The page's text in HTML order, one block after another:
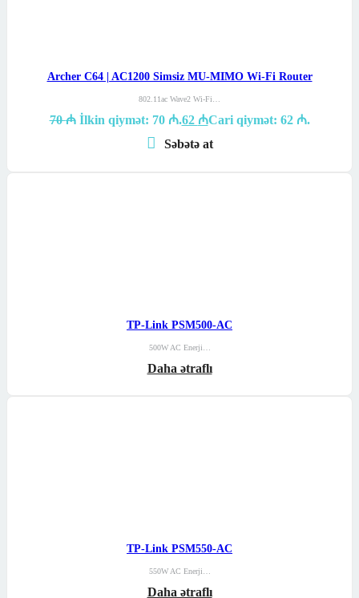
Archer C64 | AC1200 Simsiz MU-MIMO Wi-Fi Router
802.11ac Wave2 Wi-Fi…
70₼ İlkin qiymət: 70 ₼.62 ₼Cari qiymət: 62 ₼.
Səbətə at
TP-Link PSM500-AC
500W AC Enerji…
Daha ətraflı
TP-Link PSM550-AC
550W AC Enerji…
Daha ətraflı